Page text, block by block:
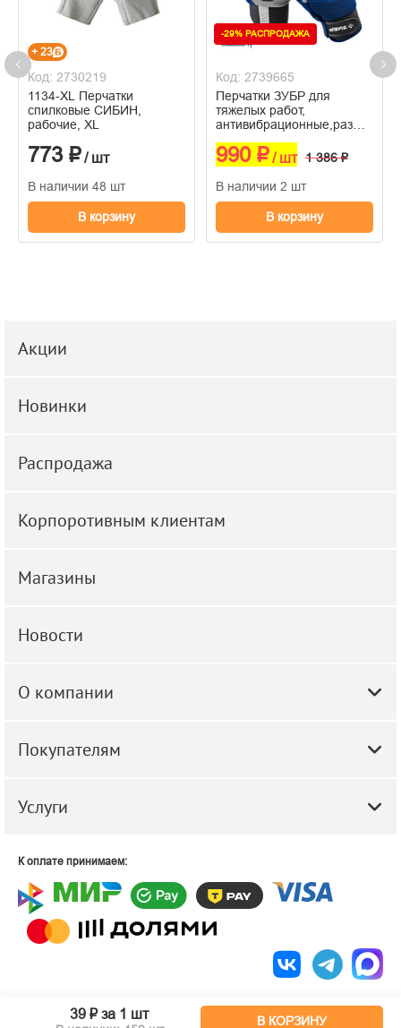
39 ₽за 1 шт В КОРЗИНУ
+ 23
Код: 2730219
1134-XL Перчатки
спилковые СИБИН,
рабочие, XL
773 ₽/ шт
В наличии 48 шт
В корзину
-29% РАСПРОДАЖА
Код: 2739665
Перчатки ЗУБР для
тяжелых работ,
антивибрационные,размер
XL,профессиональные
комбинированные
990 ₽/ шт 1 386 ₽
В наличии 2 шт
В корзину
Акции
Новинки
Распродажа
Корпоротивным клиентам
Магазины
Новости
О компании
Покупателям
Услуги
К оплате принимаем:
© 2010-2026 ООО "Строй-Центр".
Строительные и отделочные
материалы оптом и в розницу.